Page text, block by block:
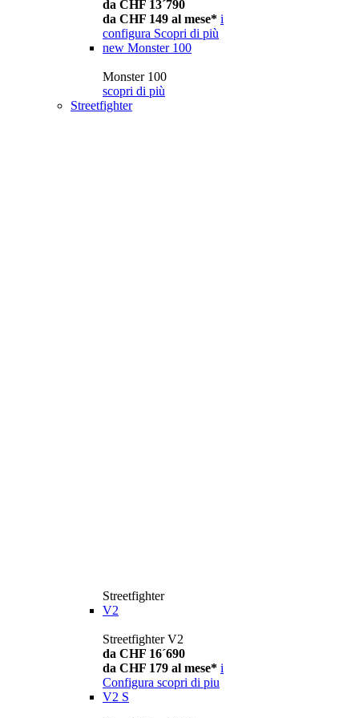
da CHF 13´790
da CHF 149 al mese* i
configura Scopri di più
new Monster 100
Monster 100
scopri di più
Streetfighter
Streetfighter
V2
Streetfighter V2
da CHF 16´690
da CHF 179 al mese* i
Configura scopri di piu
V2 S